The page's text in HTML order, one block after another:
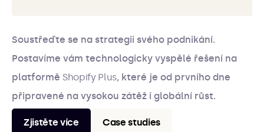
Soustřeďte se na strategii svého podnikání.
Postavíme vám technologicky vyspělé řešení na
platformě Shopify Plus, které je od prvního dne
připravené na vysokou zátěž i globální růst.
Zjistěte více Case studies